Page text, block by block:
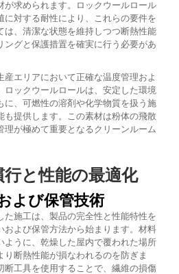
が求められます。ロックウールロール
に対する耐性により、これらの要件を
は、清潔な状態を維持しつつ断熱性能
ングと保護措置を確実に行う必要があ
エリアにおいて正確な温度管理およ
ロックウールロールは、安定した環境
に、可燃性の溶剤や化学物質を扱う施
も提供します。この素材は粉体の飛散
理が極めて重要となるクリーンルーム
と性能の最適化
よび保管技術
た施工は、製品の完全性と性能特性を
および保管方法から始まります。材料
ように、乾燥した屋内で覆われた場所
断熱性能が損なわれるのを防ぎま
断工具を使用することで、繊維の損傷